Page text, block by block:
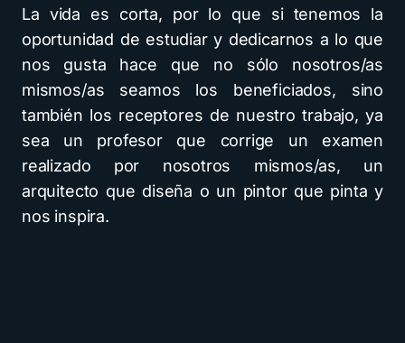
La vida es corta, por lo que si tenemos la
oportunidad de estudiar y dedicarnos a lo que
nos gusta hace que no sólo nosotros/as
mismos/as seamos los beneficiados, sino
también los receptores de nuestro trabajo, ya
sea un profesor que corrige un examen
realizado por nosotros mismos/as, un
arquitecto que diseña o un pintor que pinta y
nos inspira.